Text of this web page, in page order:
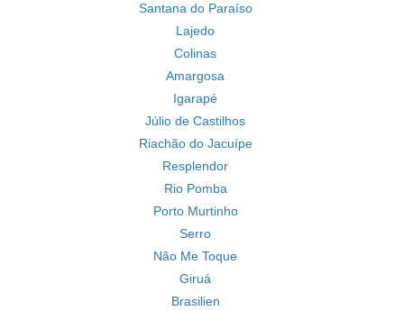
Santana do Paraíso
Lajedo
Colinas
Amargosa
Igarapé
Júlio de Castilhos
Riachão do Jacuípe
Resplendor
Rio Pomba
Porto Murtinho
Serro
Não Me Toque
Giruá
Brasilien